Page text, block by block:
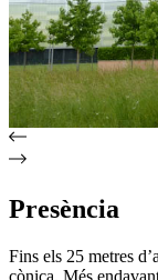
Presència
Fins els 25 metres
cònica. Més